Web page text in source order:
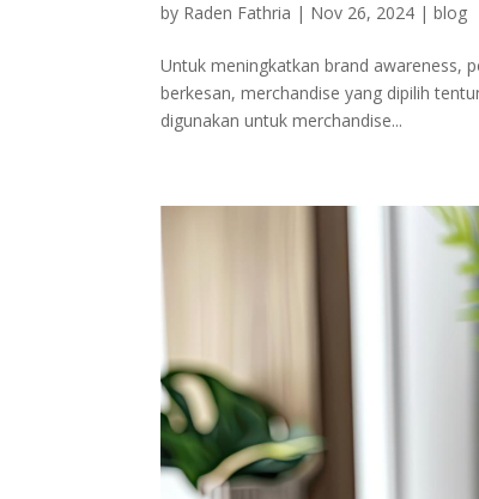
by Raden Fathria | Nov 26, 2024 |blog
Untuk meningkatkan brand awareness,
berkesan, merchandise yang dipilih
digunakan untuk merchandise...